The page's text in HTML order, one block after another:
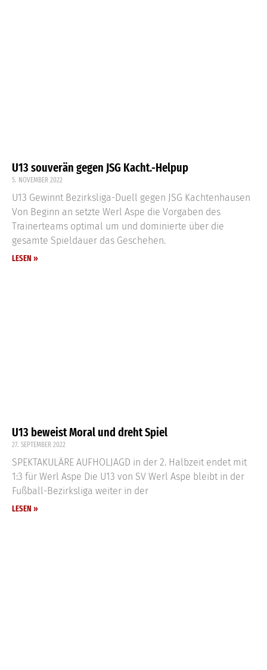
U13 souverän gegen JSG Kacht.-Helpup
5. NOVEMBER 2022
U13 Gewinnt Bezirksliga-Duell gegen JSG Kachtenhausen
Von Beginn an setzte Werl Aspe die Vorgaben des
Trainerteams optimal um und dominierte über die
gesamte Spieldauer das Geschehen.
LESEN »
U13 beweist Moral und dreht Spiel
27. SEPTEMBER 2022
SPEKTAKULÄRE AUFHOLJAGD in der 2. Halbzeit endet mit
1:3 für Werl Aspe Die U13 von SV Werl Aspe bleibt in der
Fußball-Bezirksliga weiter in der
LESEN »